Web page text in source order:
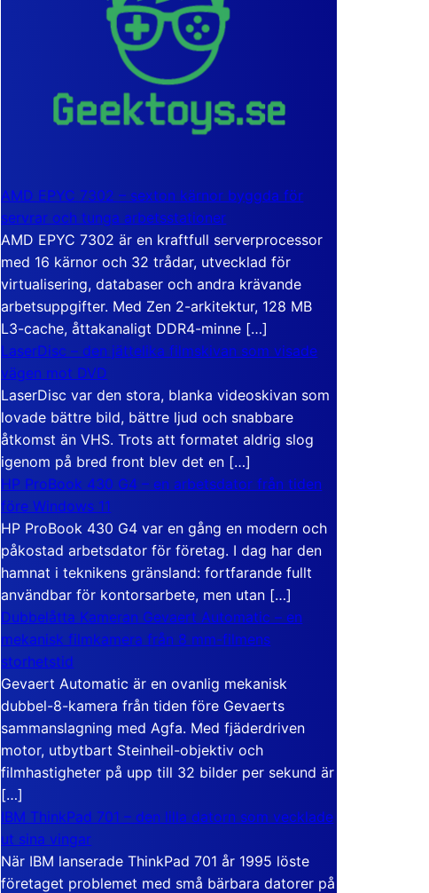
AMD EPYC 7302 – sexton kärnor byggda för
servrar och tunga arbetsstationer
AMD EPYC 7302 är en kraftfull serverprocessor
med 16 kärnor och 32 trådar, utvecklad för
virtualisering, databaser och andra krävande
arbetsuppgifter. Med Zen 2-arkitektur, 128 MB
L3-cache, åttakanaligt DDR4-minne […]
LaserDisc – den jättelika filmskivan som visade
vägen mot DVD
LaserDisc var den stora, blanka videoskivan som
lovade bättre bild, bättre ljud och snabbare
åtkomst än VHS. Trots att formatet aldrig slog
igenom på bred front blev det en […]
HP ProBook 430 G4 – en arbetsdator från tiden
före Windows 11
HP ProBook 430 G4 var en gång en modern och
påkostad arbetsdator för företag. I dag har den
hamnat i teknikens gränsland: fortfarande fullt
användbar för kontorsarbete, men utan […]
Dubbelåtta Kameran Gevaert Automatic – en
mekanisk filmkamera från 8 mm-filmens
storhetstid
Gevaert Automatic är en ovanlig mekanisk
dubbel-8-kamera från tiden före Gevaerts
sammanslagning med Agfa. Med fjäderdriven
motor, utbytbart Steinheil-objektiv och
filmhastigheter på upp till 32 bilder per sekund är
[…]
IBM ThinkPad 701 – den lilla datorn som vecklade
ut sina vingar
När IBM lanserade ThinkPad 701 år 1995 löste
företaget problemet med små bärbara datorer på